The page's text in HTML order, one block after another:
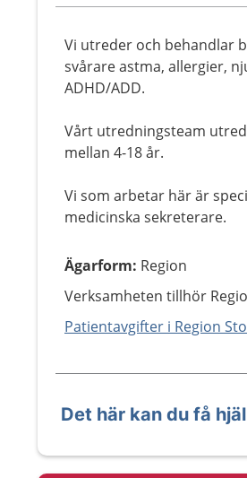
Vi utreder och behandlar
svårare astma, allergier,
ADHD/ADD.
Vårt utredningsteam
mellan 4-18 år.
Vi som arbetar här är
medicinska sekreterare.
Ägarform: Region
Verksamheten tillhör
Patientavgifter i Region
Det här kan du få